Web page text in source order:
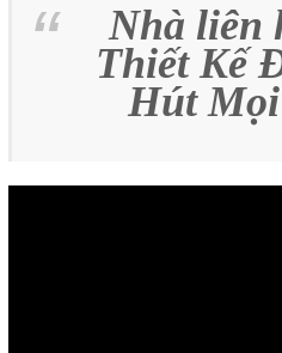
Nhà liên
Thiết Kế
Hút